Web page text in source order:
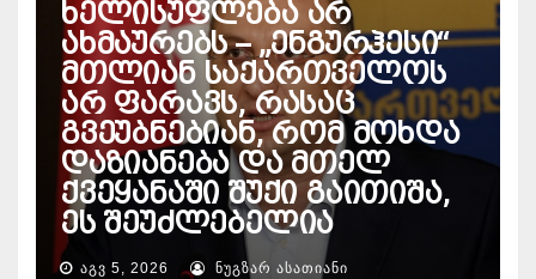
ხელისუფლება არ
ახმაურებს – „ენგურჰესი“
მთლიან საქართველოს
არ ფარავს, რასაც
გვეუბნებიან, რომ მოხდა
დაზიანება და მთელ
ქვეყანაში შუქი გაითიშა,
ეს შეუძლებელია
ᲐᲒᲕ 5, 2026 ᲜᲣᲒᲖᲐᲠ ᲐᲡᲐᲗᲘᲐᲜᲘ
ᲔᲜᲔᲠᲒᲔᲢᲘᲙᲐ